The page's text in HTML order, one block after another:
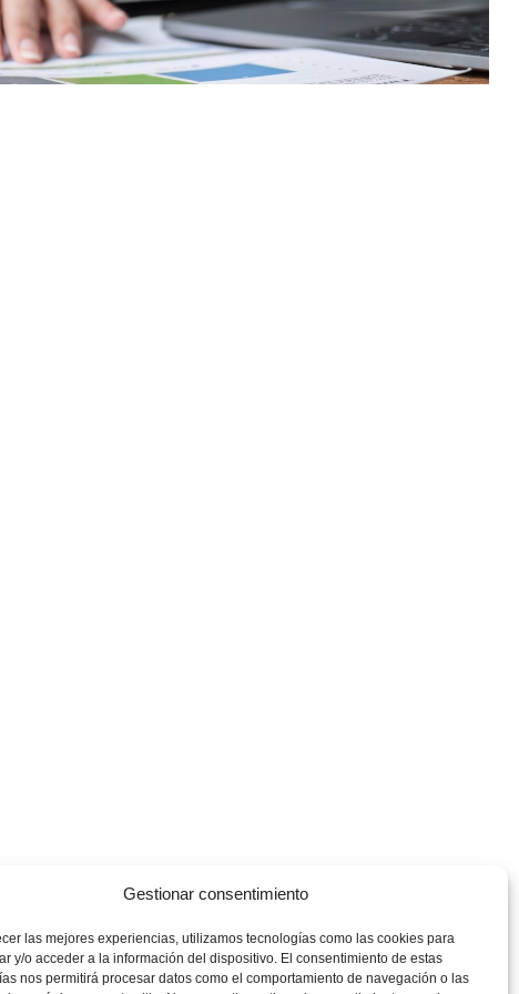
Gestionar consentimiento
las mejores experiencias, utilizamos tecnologías como las cookies para
y/o acceder a la información del dispositivo. El consentimiento de estas
nos permitirá procesar datos como el comportamiento de navegación o las